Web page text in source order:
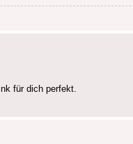
für dich perfekt.